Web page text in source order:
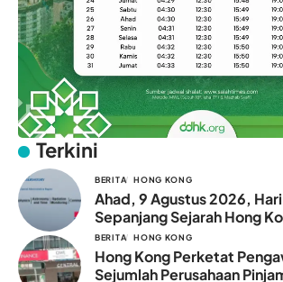
Terkini
BERITA HONG KONG
Ahad, 9 Agustus 2026,
Sepanjang Sejarah Hong
BERITA HONG KONG
Hong Kong Perketat
Sejumlah Perusahaan